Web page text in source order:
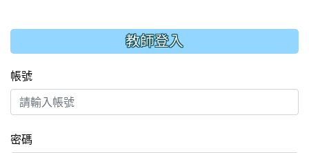
::: 教師登入
帳號
密碼